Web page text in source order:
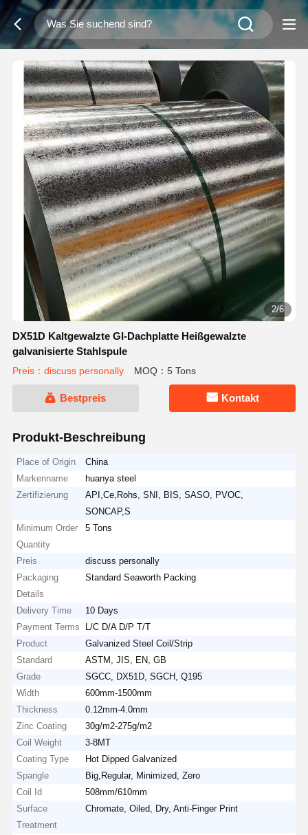
2/6
DX51D Kaltgewalzte GI-Dachplatte Heißgewalzte
galvanisierte Stahlspule
Preis：discuss personally MOQ：5 Tons
Bestpreis Kontakt
Produkt-Beschreibung
Place of Origin
China
Markenname
huanya steel
Zertifizierung
API,Ce,Rohs, SNI, BIS, SASO, PVOC,
SONCAP,S
Minimum Order
Quantity
5 Tons
Preis
discuss personally
Packaging
Details
Standard Seaworth Packing
Delivery Time
10 Days
Payment Terms
L/C D/A D/P T/T
Product
Galvanized Steel Coil/Strip
Standard
ASTM, JIS, EN, GB
Grade
SGCC, DX51D, SGCH, Q195
Width
600mm-1500mm
Thickness
0.12mm-4.0mm
Zinc Coating
30g/m2-275g/m2
Coil Weight
3-8MT
Coating Type
Hot Dipped Galvanized
Spangle
Big,Regular, Minimized, Zero
Coil Id
508mm/610mm
Surface
Treatment
Chromate, Oiled, Dry, Anti-Finger Print